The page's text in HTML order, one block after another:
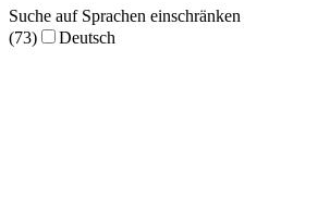
Suche auf Sprachen einschränken
(73)
Deutsch